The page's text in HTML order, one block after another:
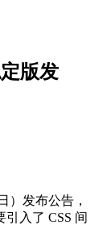
版发
）发布公告，
引入了 CSS 间